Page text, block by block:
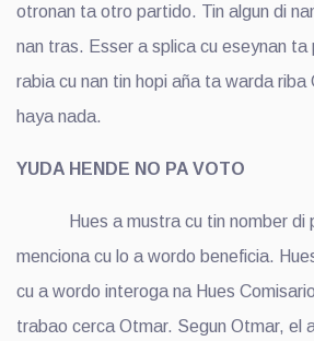
otronan ta otro partido. Tin algun di
nan tras. Esser a splica cu eseynan ta
rabia cu nan tin hopi aña ta warda riba
haya nada.
YUDA HENDE NO PA VOTO
Hues a mustra cu tin nomber di
menciona cu lo a wordo beneficia.
cu a wordo interoga na Hues
trabao cerca Otmar. Segun Otmar, el